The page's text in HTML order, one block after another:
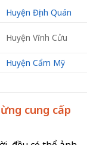
Huyện Định Quán
Huyện Vĩnh Cửu
Huyện Cẩm Mỹ
cung cấp